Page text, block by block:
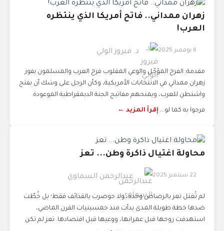
زهران ممداني.. فاتح أمريكا الذي ينتظره
العرب!
6 نوفمبر 2025 د. فيروز الولي
مقدمة: الفرح المؤجّل والوعي المقلوب فرح العرب والمسلمون بفوز
زهران ممداني في الانتخابات الأمريكية، وكأن الرجل على وشك أن يفتح
واشنطن للعرب، ويمنحهم مفاتيح الجنة الديمقراطية الموعودة.
فرحوا به كما لو... إقرأ المزيد ←
محاولة اغتيال ذاكرة وطن... تعز
22 سبتمبر 2025 عبدالرحمن السماوي
لم تُغتل تعز بالرصاص وحده، ولا حوصرت بالقذائف فقط؛ بل خُطّت
ضدها خطة طويلة المدى بدأت منذ خمسينيات القرن الماضي،
استهدفت روحها قبل عمرانها، ووعيها قبل اقتصادها. تعز لم تكن